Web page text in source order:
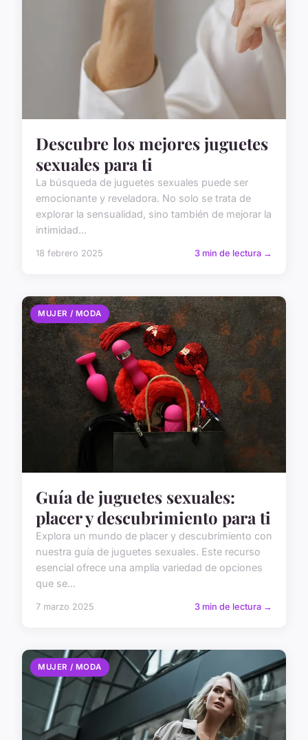
Descubre los mejores juguetes
sexuales para ti
La búsqueda de juguetes sexuales puede ser
emocionante y reveladora. No solo se trata de
explorar la sensualidad, sino también de mejorar la
intimidad...
18 febrero 2025 3 min de lectura →
MUJER / MODA
Guía de juguetes sexuales:
placer y descubrimiento para ti
Explora un mundo de placer y descubrimiento con
nuestra guía de juguetes sexuales. Este recurso
esencial ofrece una amplia variedad de opciones
que se...
7 marzo 2025 3 min de lectura →
MUJER / MODA